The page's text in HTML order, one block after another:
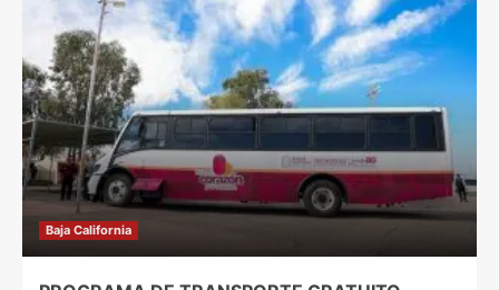
Baja California